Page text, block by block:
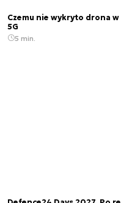
Czemu nie wykryto drona
5G
5 min.